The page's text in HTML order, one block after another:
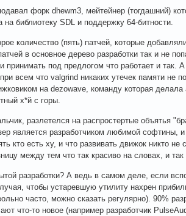
форк dhewm3, мейтейнер (тогдашний)
библиотеку SDL и поддержку 64-битности.
количество (пять) патчей, которые
в основное дерево разработки так и не
принимать под предлогом что работает и так.
всем что valgrind никаких утечек памяти не
на dezowave, команду которая
х*й с горы.
разлетелся на распростертые объятья
является разработчиком любимой софтины,
кто есть ху, и что развивать движок никто не
между тем что так красиво на словах, и так
разработки? А ведь в самом деле, если
чтобы устаревшую утилиту нахрен
часто, можно сказать регулярно). 90%
что-то новое (например разработчик